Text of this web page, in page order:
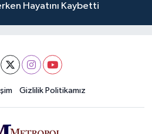
Hayatını Kaybetti
Gizlilik Politikamız